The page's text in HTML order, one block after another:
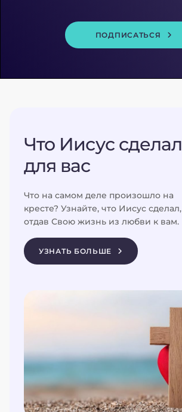
ПОДПИСАТЬСЯ
Что Иисус сделал
для вас
Что на самом деле произошло на
кресте? Узнайте, что Иисус сделал,
отдав Свою жизнь из любви к вам.
УЗНАТЬ БОЛЬШЕ